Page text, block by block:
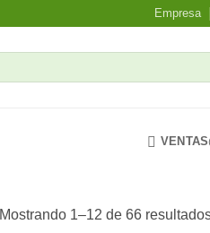
Empresa
Mostrando 1–12 de 66